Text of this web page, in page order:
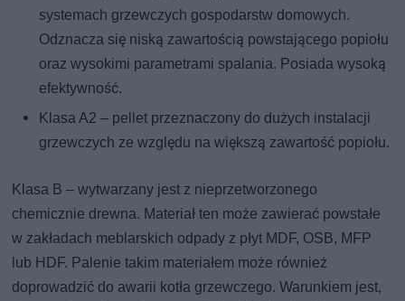
systemach grzewczych gospodarstw domowych.
Odznacza się niską zawartością powstającego popiołu
oraz wysokimi parametrami spalania. Posiada wysoką
efektywność.
Klasa A2 – pellet przeznaczony do dużych instalacji
grzewczych ze względu na większą zawartość popiołu.
Klasa B – wytwarzany jest z nieprzetworzonego
chemicznie drewna. Materiał ten może zawierać powstałe
w zakładach meblarskich odpady z płyt MDF, OSB, MFP
lub HDF. Palenie takim materiałem może również
doprowadzić do awarii kotła grzewczego. Warunkiem jest,